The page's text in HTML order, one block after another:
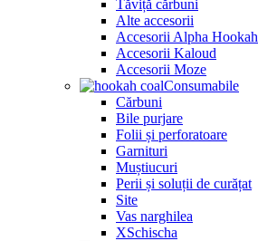
Tăviță cărbuni
Alte accesorii
Accesorii Alpha Hookah
Accesorii Kaloud
Accesorii Moze
Consumabile
Cărbuni
Bile purjare
Folii și perforatoare
Garnituri
Muștiucuri
Perii și soluții de curățat
Site
Vas narghilea
XSchischa